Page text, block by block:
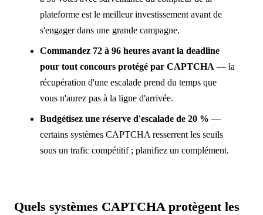
plateforme est le meilleur investissement avant de
s'engager dans une grande campagne.
Commandez 72 à 96 heures avant la deadline
pour tout concours protégé par CAPTCHA — la
récupération d'une escalade prend du temps que
vous n'aurez pas à la ligne d'arrivée.
Budgétisez une réserve d'escalade de 20 % —
certains systèmes CAPTCHA resserrent les seuils
sous un trafic compétitif ; planifiez un complément.
Quels systèmes CAPTCHA protègent les